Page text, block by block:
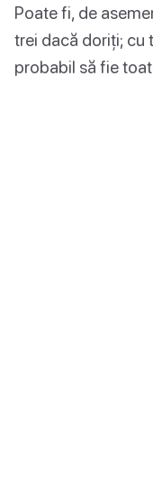
Poate fi, de
trei dacă doriți; cu
probabil să fie